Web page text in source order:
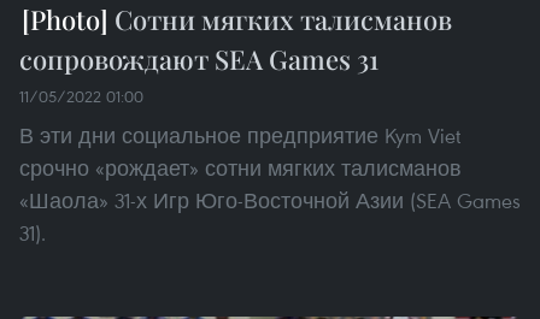
Сотни мягких талисманов
сопровождают SEA Games 31
11/05/2022 01:00
В эти дни социальное предприятие Kym Viet
срочно «рождает» сотни мягких талисманов
«Шаола» 31-х Игр Юго-Восточной Азии (SEA Games
31).